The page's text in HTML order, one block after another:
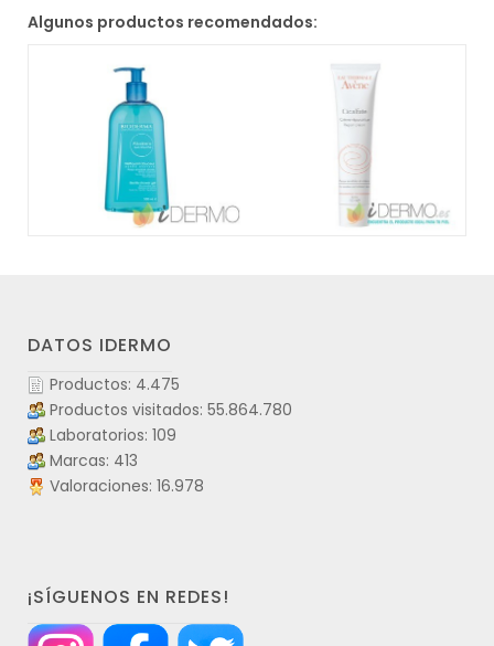
Algunos productos recomendados:
DATOS IDERMO
Productos: 4.475
Productos visitados: 55.864.780
Laboratorios: 109
Marcas: 413
Valoraciones: 16.978
¡SÍGUENOS EN REDES!